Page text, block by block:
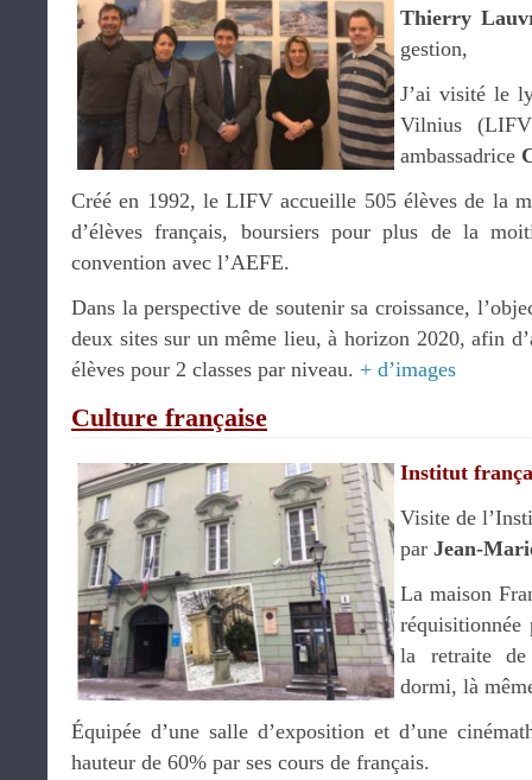
Thierry
gestion,
J’ai visité le
Vilnius
ambassadrice
Créé en 1992, le LIFV accueille 505 élèves de la
d’élèves français, boursiers pour plus de la
convention avec l’AEFE.
Dans la perspective de soutenir sa croissance,
deux sites sur un même lieu, à horizon 2020, afin
élèves pour 2 classes par niveau. + d’images
Culture française
Institut
Visite de
par Jean-
La maison
réquisitionnée
la retraite
dormi, là
Équipée d’une salle d’exposition et d’une
hauteur de 60% par ses cours de français.